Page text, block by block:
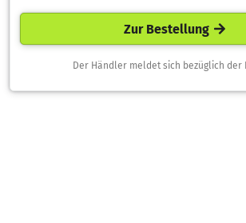
Zur Bestellung
Der Händler meldet sich bezüglich der